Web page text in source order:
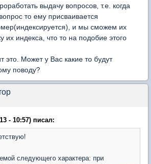
выдачу вопросов, т.е. когда
то ему присваивается
и мы сможем их
их индекса, что то на подобие этого
это. Может у Вас какие то будут
поводу?
- 10:57) писал:
следующего характера: при